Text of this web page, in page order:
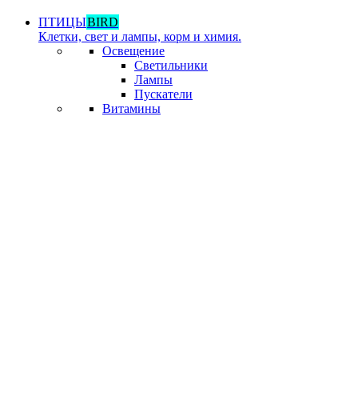
ПТИЦЫBIRD
Клетки, свет и лампы, корм и химия.
Освещение
Светильники
Лампы
Пускатели
Витамины